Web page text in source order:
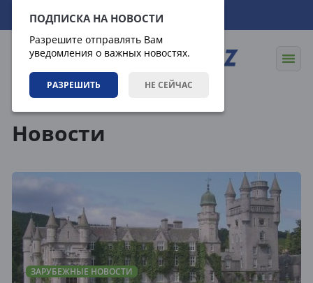
ПОДПИСКА НА НОВОСТИ
Разрешите отправлять Вам
уведомления о важных новостях.
РАЗРЕШИТЬ НЕ СЕЙЧАС
08.08.2026 15:45:54
Новости
ЗАРУБЕЖНЫЕ НОВОСТИ